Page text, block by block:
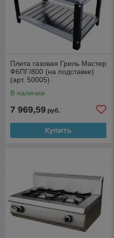
Плита газовая Гриль Мастер
Ф6ПГ/800 (на подставке)
(арт. 50005)
В наличии
7 969,59 руб.
Купить